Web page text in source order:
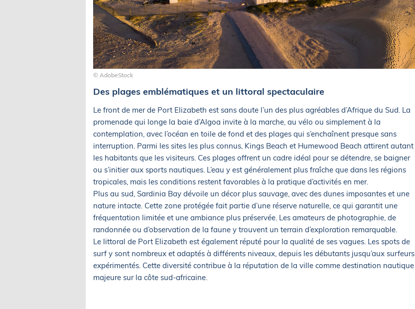
© AdobeStock
Des plages emblématiques et un littoral spectaculaire
Le front de mer de Port Elizabeth est sans doute l’un des plus agréables d’Afrique du Sud. La
promenade qui longe la baie d’Algoa invite à la marche, au vélo ou simplement à la
contemplation, avec l’océan en toile de fond et des plages qui s’enchaînent presque sans
interruption. Parmi les sites les plus connus, Kings Beach et Humewood Beach attirent autant
les habitants que les visiteurs. Ces plages offrent un cadre idéal pour se détendre, se baigner
ou s’initier aux sports nautiques. L’eau y est généralement plus fraîche que dans les régions
tropicales, mais les conditions restent favorables à la pratique d’activités en mer.
Plus au sud, Sardinia Bay dévoile un décor plus sauvage, avec des dunes imposantes et une
nature intacte. Cette zone protégée fait partie d’une réserve naturelle, ce qui garantit une
fréquentation limitée et une ambiance plus préservée. Les amateurs de photographie, de
randonnée ou d’observation de la faune y trouvent un terrain d’exploration remarquable.
Le littoral de Port Elizabeth est également réputé pour la qualité de ses vagues. Les spots de
surf y sont nombreux et adaptés à différents niveaux, depuis les débutants jusqu’aux surfeurs
expérimentés. Cette diversité contribue à la réputation de la ville comme destination nautique
majeure sur la côte sud-africaine.